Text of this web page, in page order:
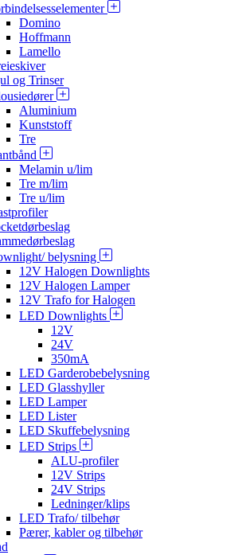
Domino
Hoffmann
Lamello
og Trinser
Aluminium
Kunststoff
Tre
Melamin u/lim
Tre m/lim
Tre u/lim
belysning
12V Halogen Downlights
12V Halogen Lamper
12V Trafo for Halogen
LED Downlights
12V
24V
350mA
LED Garderobebelysning
LED Glasshyller
LED Lamper
LED Lister
LED Skuffebelysning
LED Strips
ALU-profiler
12V Strips
24V Strips
Ledninger/klips
LED Trafo/ tilbehør
Pærer, kabler og tilbehør